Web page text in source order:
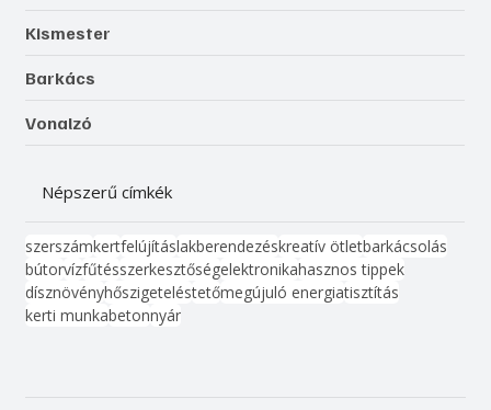
Kismester
Barkács
Vonalzó
Népszerű címkék
szerszámkertfelújításlakberendezéskreatív ötletbarkácsolás
bútorvízfűtésszerkesztőségelektronikahasznos tippek
dísznövényhőszigeteléstetőmegújuló energiatisztítás
kerti munkabetonnyár